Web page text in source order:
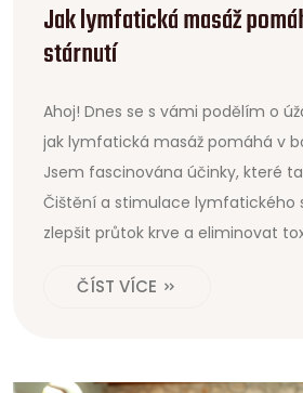
Jak lymfatická masáž
stárnutí
Ahoj! Dnes se s vámi podělím o
jak lymfatická masáž pomáhá v
Jsem fascinována účinky, které
Čištění a stimulace lymfatického
zlepšit průtok krve a eliminovat
že lymfatická masáž je klíčovým
ČÍST VÍCE